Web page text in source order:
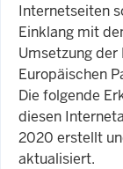
Internetseiten
Einklang mit
Umsetzung
Europäischen
Die folgende
diesen
2020 erstellt
aktualisiert.